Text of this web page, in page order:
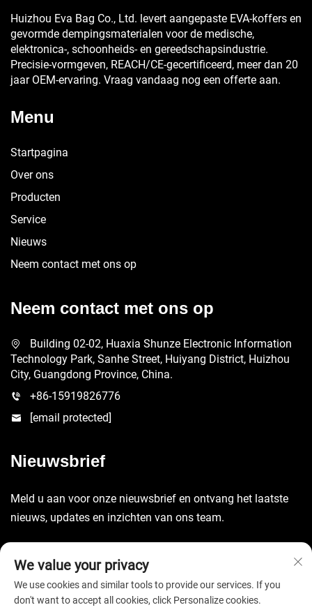
Huizhou Eva Bag Co., Ltd. levert aangepaste EVA-koffers en
gevormde dempingsmaterialen voor de medische,
elektronica-, schoonheids- en gereedschapsindustrie.
Precisie-vormgeven, REACH/CE-gecertificeerd, meer dan 20
jaar OEM-ervaring. Vraag vandaag nog een offerte aan.
Menu
Startpagina
Over ons
Producten
Service
Nieuws
Neem contact met ons op
Neem contact met ons op
Building 02-02, Huaxia Shunze Electronic Information
Technology Park, Sanhe Street, Huiyang District, Huizhou
City, Guangdong Province, China.
+86-15919826776
[email protected]
Nieuwsbrief
Meld u aan voor onze nieuwsbrief en ontvang het laatste
nieuws, updates en inzichten van ons team.
We value your privacy
We use cookies and similar tools to provide our services. If you
don't want to accept all cookies, click Personalize cookies.